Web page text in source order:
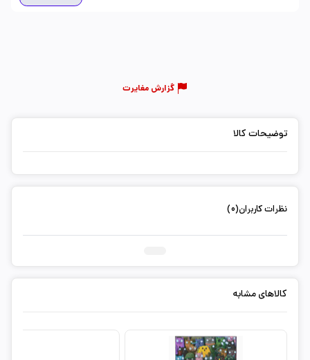
گزارش مغایرت
توضیحات کالا
نظرات کاربران(0)
کالاهای مشابه